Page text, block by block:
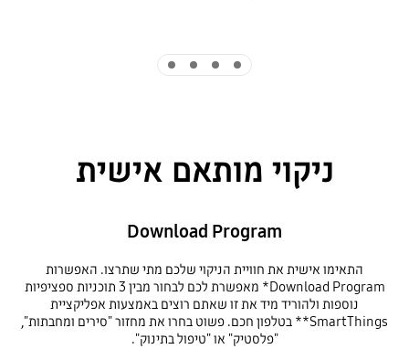
ניקוי מותאם אישית
Download Program
התאימו אישית את חוויית הניקוי שלכם מתי שתרצו. האפשרות
Download Program* מאפשרת לכם לבחור מבין 3 תוכניות ספציפיות
נוספות ולהוריד מיד את זו שאתם רוצים באמצעות אפליקציית
SmartThings** בטלפון חכם. פשוט בחרו את מחזור "סירים ומחבתות",
"פלסטיק" או "טיפול בתינוק".